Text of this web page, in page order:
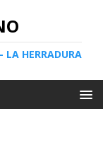
LA HERRADURA